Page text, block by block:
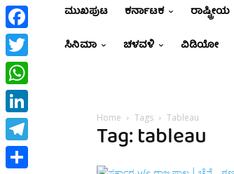
ಮುಖಪುಟ ಕರ್ನಾಟಕ ರಾಷ್ಟ್ರೀಯ
ಸಿನಿಮಾ
ಚಳವಳಿ ವಿಡಿಯೋ
Home Tags Tableau
Tag: tableau
Facebook
Twitter
WhatsApp
LinkedIn
Telegram